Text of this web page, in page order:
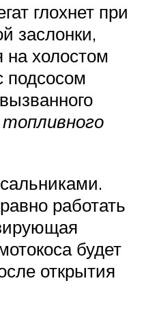
глохнет при
заслонки,
на холостом
подсосом
работать
будет
открытия